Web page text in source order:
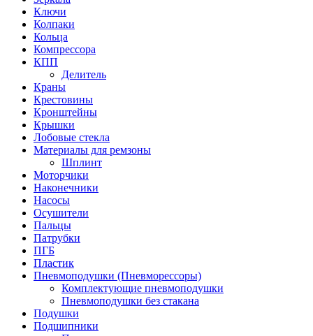
Ключи
Колпаки
Кольца
Компрессора
КПП
Делитель
Краны
Крестовины
Кронштейны
Крышки
Лобовые стекла
Материалы для ремзоны
Шплинт
Моторчики
Наконечники
Насосы
Осушители
Пальцы
Патрубки
ПГБ
Пластик
Пневмоподушки (Пневморессоры)
Комплектующие пневмоподушки
Пневмоподушки без стакана
Подушки
Подшипники